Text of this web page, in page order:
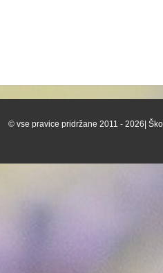
© vse pravice pridržane 2011 - 2026|